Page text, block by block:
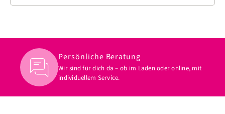
Persönliche Beratung
Wir sind für dich da – ob im Laden oder online, mit
individuellem Service.